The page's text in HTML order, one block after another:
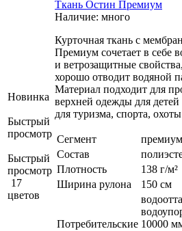
Новинка
Быстрый
просмотр
Быстрый
просмотр
17
цветов
Ткань Остин Премиум
Наличие: много
Курточная ткань с
Премиум сочетает в себе
и ветрозащитные
хорошо отводит водяной
Материал подходит для
верхней одежды для детей
для туризма, спорта,
Сегмент
премиум
Состав
Плотность
138 г/м²
Ширина рулона
150 см
Потребительские 10000